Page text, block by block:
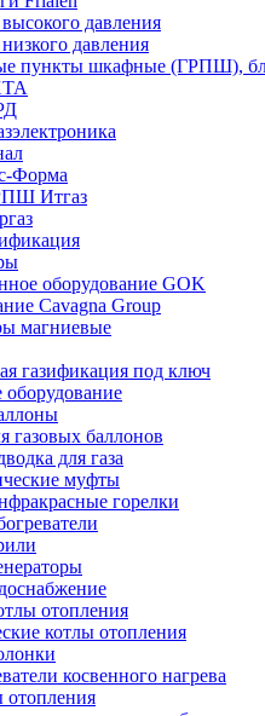
давления
давления
пункты шкафные (ГРПШ),
Форма
Итгаз
оборудование GOK
Cavagna Group
магниевые
газификация под ключ
оборудование
газовых баллонов
для газа
муфты
горелки
отопления
котлы отопления
косвенного нагрева
отопления